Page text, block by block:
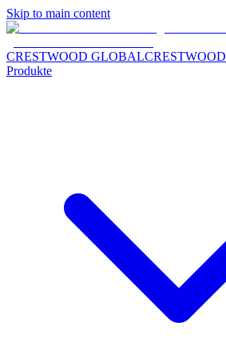
Skip to main content
CRESTWOOD GLOBALCRESTWOOD
Produkte